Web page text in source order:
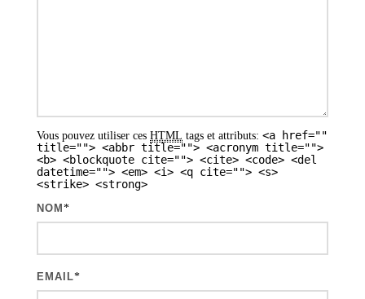
Vous pouvez utiliser ces HTML tags et attributs: <a href=""
title=""> <abbr title=""> <acronym title="">
<b> <blockquote cite=""> <cite> <code> <del
datetime=""> <em> <i> <q cite=""> <s>
<strike> <strong>
NOM *
EMAIL*